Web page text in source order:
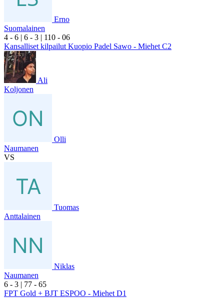
Erno
Suomalainen
4 - 6 | 6 - 3 | 110 - 06
Kansalliset kilpailut Kuopio Padel Sawo - Miehet C2
Ali
Koljonen
Olli
Naumanen
VS
Tuomas
Anttalainen
Niklas
Naumanen
6 - 3 | 77 - 65
FPT Gold + BJT ESPOO - Miehet D1